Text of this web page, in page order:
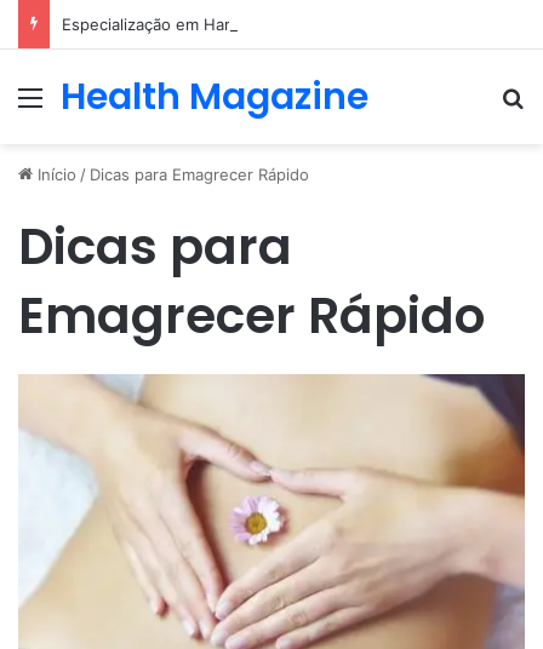
Menu
Health Magazine
Início / Dicas para Emagrecer Rápido
Dicas para
Emagrecer Rápido